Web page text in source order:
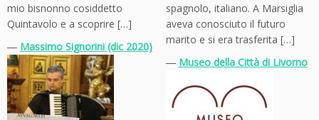
mio bisnonno cosiddetto
Quintavolo e a scoprire […]
― Massimo Signorini (dic 2020)
spagnolo, italiano. A Marsiglia
aveva conosciuto il futuro
marito e si era trasferita […]
― Museo della Città di Livorno